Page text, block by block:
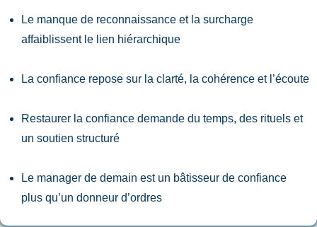
Le manque de reconnaissance et la surcharge
affaiblissent le lien hiérarchique
La confiance repose sur la clarté, la cohérence et l’écoute
Restaurer la confiance demande du temps, des rituels et
un soutien structuré
Le manager de demain est un bâtisseur de confiance
plus qu’un donneur d’ordres